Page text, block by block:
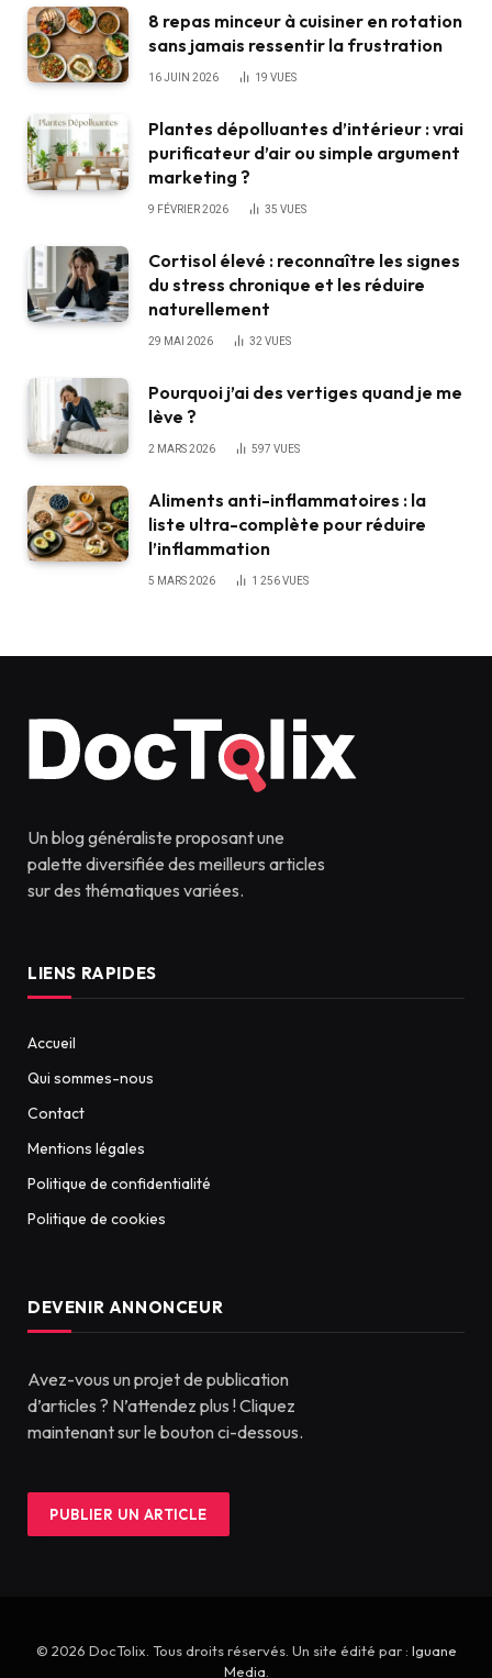
8 repas minceur à cuisiner en rotation
sans jamais ressentir la frustration
16 JUIN 2026 19 VUES
Plantes dépolluantes d’intérieur : vrai
purificateur d’air ou simple argument
marketing ?
9 FÉVRIER 2026 35 VUES
Cortisol élevé : reconnaître les signes
du stress chronique et les réduire
naturellement
29 MAI 2026 32 VUES
Pourquoi j’ai des vertiges quand je me
lève ?
2 MARS 2026 597 VUES
Aliments anti-inflammatoires : la
liste ultra-complète pour réduire
l’inflammation
5 MARS 2026 1 256VUES
Un blog généraliste proposant une
palette diversifiée des meilleurs articles
sur des thématiques variées.
LIENS RAPIDES
Accueil
Qui sommes-nous
Contact
Mentions légales
Politique de confidentialité
Politique de cookies
DEVENIR ANNONCEUR
Avez-vous un projet de publication
d’articles ? N’attendez plus ! Cliquez
maintenant sur le bouton ci-dessous.
PUBLIER UN ARTICLE
© 2026 DocTolix. Tous droits réservés. Un site édité par : Iguane
Media